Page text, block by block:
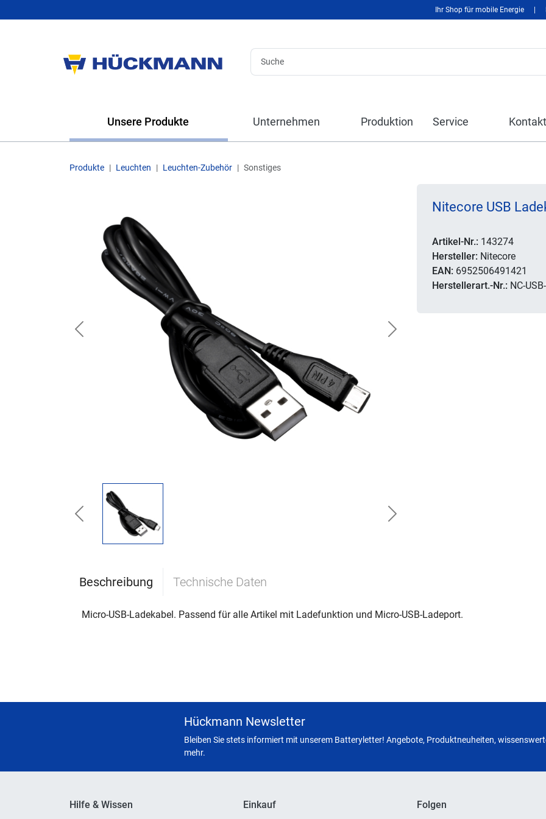
Ihr Shop für mobile Energie
Unsere Produkte Unternehmen Produktion Service Kontakt
Produkte Leuchten Leuchten-Zubehör Sonstiges
Previous Next
Previous Next
Nitecore USB
Artikel-Nr.: 143274
Hersteller: Nitecore
EAN: 6952506491421
Herstellerart.-Nr.: NC-
Beschreibung Technische Daten
Micro-USB-Ladekabel. Passend für alle Artikel mit Ladefunktion und Micro-USB-Ladeport.
Hückmann Newsletter
Bleiben Sie stets informiert mit unserem Batteryletter! Angebote, Produktneuheiten,
mehr.
Hilfe & Wissen Einkauf Folgen